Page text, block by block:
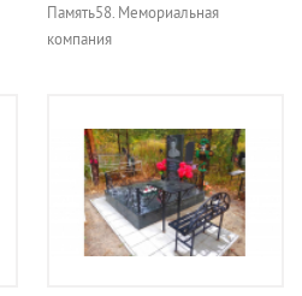
Память58. Мемориальная
компания